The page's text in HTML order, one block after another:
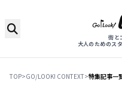
特集記事を検索
街と
大人のためのス
TOP>GO/LOOK! CONTEXT>特集記事一